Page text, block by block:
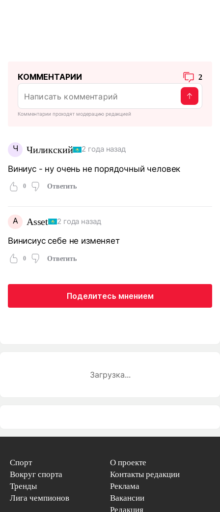
КОММЕНТАРИИ 2
Комментарии проходят модерацию редакцией
Ч Чиликский 2 года назад
Виниус - ну очень не порядочный человек
0 Ответить
A Asset 2 года назад
Винисиус себе не изменяет
0 Ответить
Поделитесь мнением
Загрузка...
Спорт
Вокруг спорта
Тренды
Лига чемпионов
О проекте
Контакты редакции
Реклама
Вакансии
Редакция